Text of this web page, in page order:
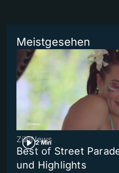
Meistgesehen
2 Min
ZüriNews
Best of Street
und Highlights